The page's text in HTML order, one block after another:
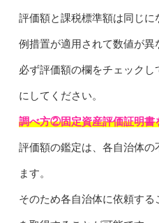
評価額と課税標準額は同じ
例措置が適用されて数値が異
必ず評価額の欄をチェックし
にしてください。
調べ方②固定資産評価証明書
評価額の鑑定は、各自治体
ます。
そのため各自治体に依頼す